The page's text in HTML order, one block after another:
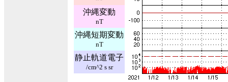
沖縄変動
nT
沖縄短期変動
nT
静止軌道電子
/cm^2 s sr